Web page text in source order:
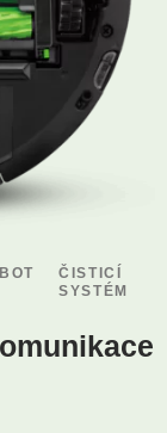
ČISTICÍ
SYSTÉM